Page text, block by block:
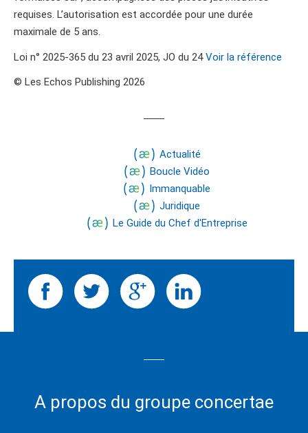
requises. L’autorisation est accordée pour une durée
maximale de 5 ans.
Loi n° 2025-365 du 23 avril 2025, JO du 24Voir la référence
© Les Echos Publishing 2026
Actualité
Boucle Vidéo
Immanquable
Juridique
Le Guide du Chef d'Entreprise
A propos du groupe concertae